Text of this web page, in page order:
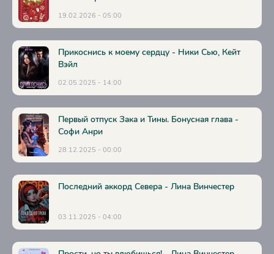
31
32
33
34
35
36
37
19.02.2026 - 05:00
Прикоснись к моему сердцу - Ники Сью, Кейт
Вэйл
02.05.2025 - 14:00
Первый отпуск Зака и Тины. Бонусная глава -
Софи Анри
28.12.2025 - 00:00
Последний аккорд Севера - Лина Винчестер
03.11.2025 - 04:00